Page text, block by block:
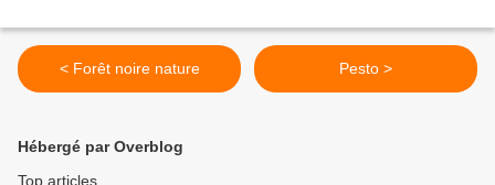
< Forêt noire nature Pesto >
Hébergé par Overblog
Top articles